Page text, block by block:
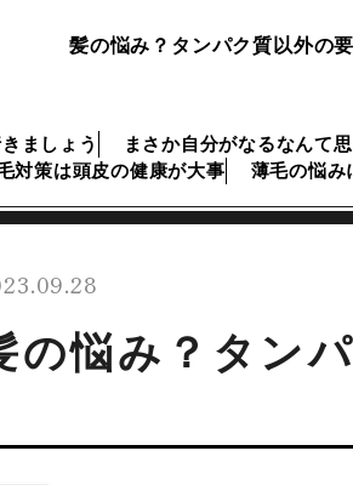
髪の悩み？タンパク質以外の
ましょう まさか自分がなるなんて
対策は頭皮の健康が大事 薄毛の悩み
の悩み？タン